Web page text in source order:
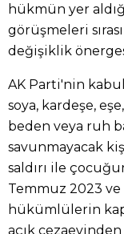
hükmün yer
görüşmeleri
değişiklik
AK Parti'nin
soya, kardeşe,
beden veya ruh
savunmayacak
saldırı ile
Temmuz 2023
hükümlülerin
açık